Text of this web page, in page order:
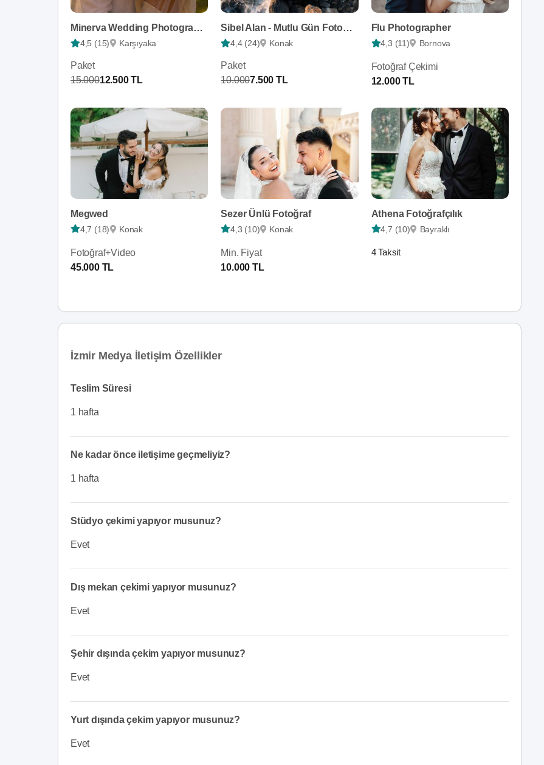
Minerva Wedding Photography
4,5 (15) Karşıyaka
Paket
15.00012.500 TL
Sibel Alan - Mutlu Gün Fotoğrafçısı
4,4 (24) Konak
Paket
10.0007.500 TL
Flu Photographer
4,3 (11) Bornova
Fotoğraf Çekimi
12.000 TL
Megwed
4,7 (18) Konak
Fotoğraf+Video
45.000 TL
Sezer Ünlü Fotoğraf
4,3 (10) Konak
Min. Fiyat
10.000 TL
Athena Fotoğrafçılık
4,7 (10) Bayraklı
4 Taksit
İzmir Medya İletişim Özellikler
Teslim Süresi
1 hafta
Ne kadar önce iletişime geçmeliyiz?
1 hafta
Stüdyo çekimi yapıyor musunuz?
Evet
Dış mekan çekimi yapıyor musunuz?
Evet
Şehir dışında çekim yapıyor musunuz?
Evet
Yurt dışında çekim yapıyor musunuz?
Evet